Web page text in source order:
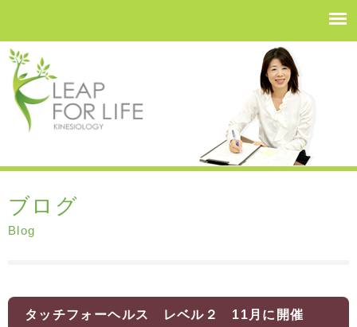
ブログ
Blog
タッチフォーヘルス レベル２ 11月に開催